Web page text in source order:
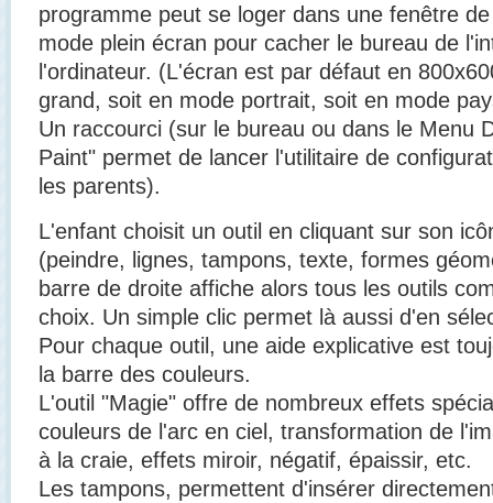
programme peut se loger dans une fenêtre
mode plein écran pour cacher le bureau de
l'ordinateur. (L'écran est par défaut en
grand, soit en mode portrait, soit en mode
Un raccourci (sur le bureau ou dans le Menu
Paint" permet de lancer l'utilitaire de
les parents).
L'enfant choisit un outil en cliquant sur son
(peindre, lignes, tampons, texte, formes
barre de droite affiche alors tous les outils
choix. Un simple clic permet là aussi d'en
Pour chaque outil, une aide explicative est
la barre des couleurs.
L'outil "Magie" offre de nombreux effets
couleurs de l'arc en ciel, transformation de
à la craie, effets miroir, négatif, épaissir, etc.
Les tampons, permettent d'insérer